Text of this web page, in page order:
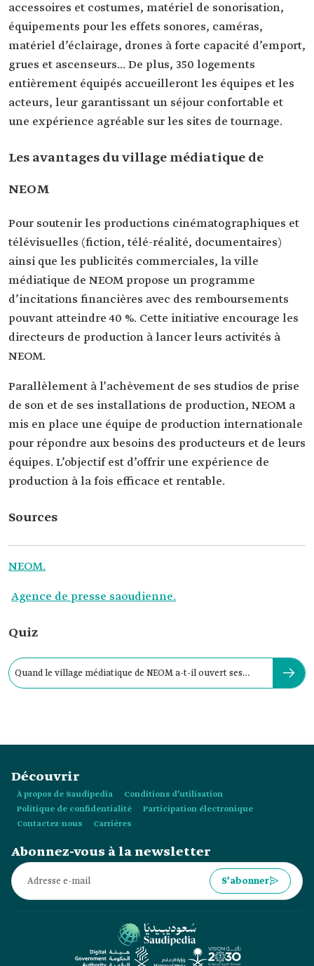
accessoires et costumes, matériel de sonorisation,
équipements pour les effets sonores, caméras,
matériel d’éclairage, drones à forte capacité d’emport,
grues et ascenseurs... De plus, 350 logements
entièrement équipés accueilleront les équipes et les
acteurs, leur garantissant un séjour confortable et
une expérience agréable sur les sites de tournage.
Les avantages du village médiatique de
NEOM
Pour soutenir les productions cinématographiques et
télévisuelles (fiction, télé-réalité, documentaires)
ainsi que les publicités commerciales, la ville
médiatique de NEOM propose un programme
d’incitations financières avec des remboursements
pouvant atteindre 40 %. Cette initiative encourage les
directeurs de production à lancer leurs activités à
NEOM.
Parallèlement à l’achèvement de ses studios de prise
de son et de ses installations de production, NEOM a
mis en place une équipe de production internationale
pour répondre aux besoins des producteurs et de leurs
équipes. L’objectif est d’offrir une expérience de
production à la fois efficace et rentable.
Sources
NEOM.
Agence de presse saoudienne.
Quiz
Quand le village médiatique de NEOM a-t-il ouvert ses
Découvrir
À propos de Saudipedia
Conditions d’utilisation
Politique de confidentialité
Participation électronique
Contactez-nous
Carrières
Abonnez-vous à la newsletter
S’abonner